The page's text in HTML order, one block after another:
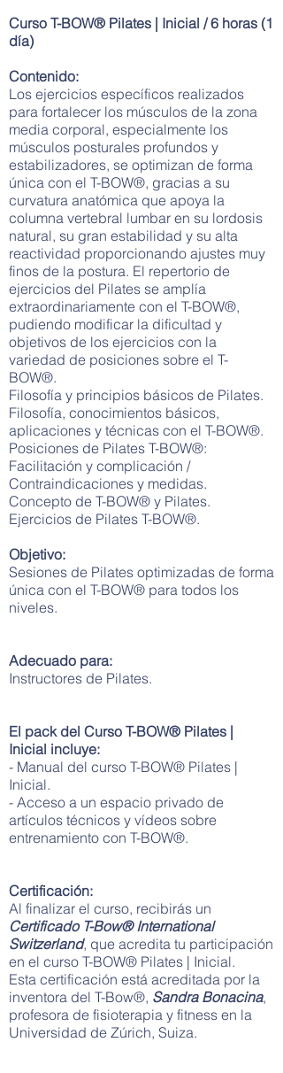
Curso T-BOW® Pilates | Inicial / 6 horas (1
día)
Contenido:
Los ejercicios específicos realizados
para fortalecer los músculos de la zona
media corporal, especialmente los
músculos posturales profundos y
estabilizadores, se optimizan de forma
única con el T-BOW®, gracias a su
curvatura anatómica que apoya la
columna vertebral lumbar en su lordosis
natural, su gran estabilidad y su alta
reactividad proporcionando ajustes muy
finos de la postura. El repertorio de
ejercicios del Pilates se amplía
extraordinariamente con el T-BOW®,
pudiendo modificar la dificultad y
objetivos de los ejercicios con la
variedad de posiciones sobre el T-
BOW®.
Filosofía y principios básicos de Pilates.
Filosofía, conocimientos básicos,
aplicaciones y técnicas con el T-BOW®.
Posiciones de Pilates T-BOW®:
Facilitación y complicación /
Contraindicaciones y medidas.
Concepto de T-BOW® y Pilates.
Ejercicios de Pilates T-BOW®.
Objetivo:
Sesiones de Pilates optimizadas de forma
única con el T-BOW® para todos los
niveles.
Adecuado para:
Instructores de Pilates.
El pack del Curso T-BOW® Pilates |
Inicial incluye:
- Manual del curso T-BOW® Pilates |
Inicial.
- Acceso a un espacio privado de
artículos técnicos y vídeos sobre
entrenamiento con T-BOW®.
Certificación:
Al finalizar el curso, recibirás un
Certificado T-Bow® International
Switzerland, que acredita tu participación
en el curso T-BOW® Pilates | Inicial.
Esta certificación está acreditada por la
inventora del T-Bow®, Sandra Bonacina,
profesora de fisioterapia y fitness en la
Universidad de Zúrich, Suiza.